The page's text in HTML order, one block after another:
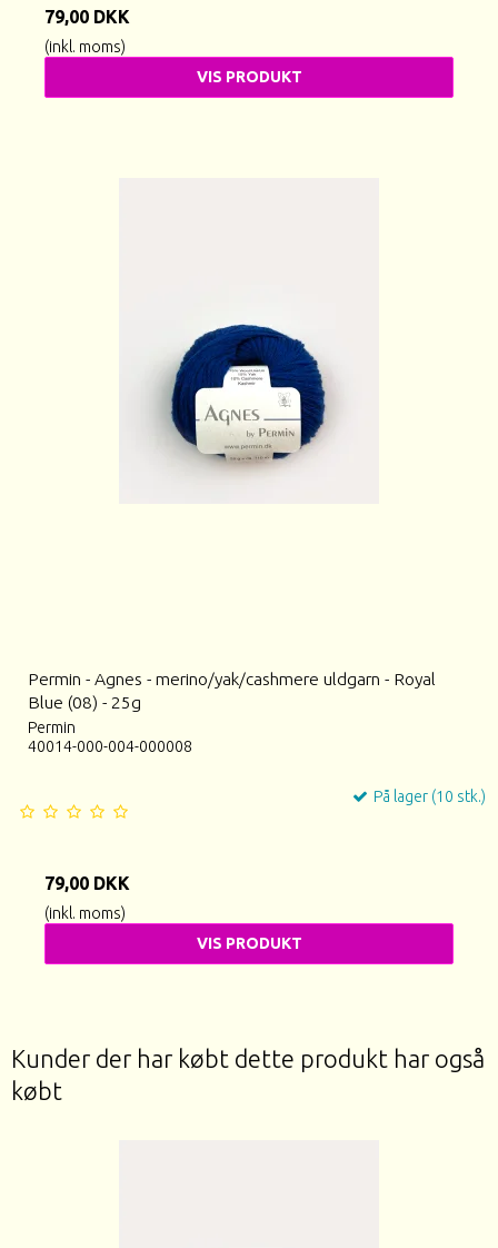
79,00 DKK
(inkl. moms)
VIS PRODUKT
Permin - Agnes - merino/yak/cashmere uldgarn - Royal
Blue (08) - 25g
Permin
40014-000-004-000008
På lager (10 stk.)
79,00 DKK
(inkl. moms)
VIS PRODUKT
Kunder der har købt dette produkt har også
købt